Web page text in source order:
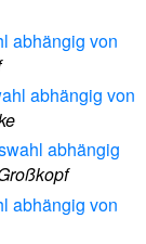
abhängig von
abhängig von
abhängig
abhängig von